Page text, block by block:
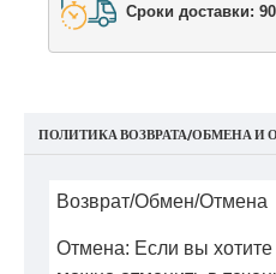
Сроки доставки:
ПОЛИТИКА ВОЗВРАТА/ОБМЕНА И
Возврат/Обмен/Отмена
Отмена: Если вы хотите